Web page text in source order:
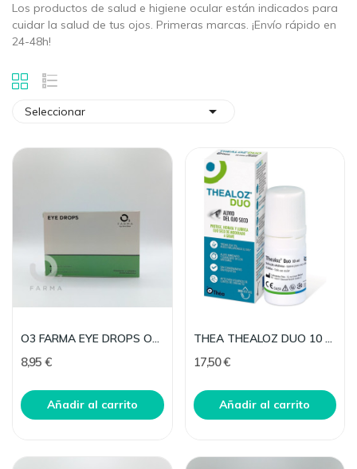
Los productos de salud e higiene ocular están indicados para
cuidar la salud de tus ojos. Primeras marcas. ¡Envío rápido en
24-48h!
Seleccionar 
O3 FARMA EYE DROPS OCULARES 10 MD (MONODOSIS)
8,95 €
Añadir al carrito
THEA THEALOZ DUO 10 ML
17,50 €
Añadir al carrito